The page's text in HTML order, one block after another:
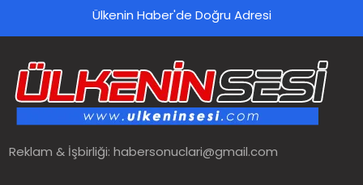
SPOR
TEKNOLOJI
MALATYA HABERLERI
Ülkenin Haber'de Doğru Adresi
Reklam & İşbirliği:habersonuclari@gmail.com